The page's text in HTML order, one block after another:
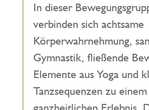
In dieser
verbinden sich achtsame
Körperwahrnehmung,
Gymnastik, fließende
Elemente aus Yoga und
Tanzsequenzen zu einem